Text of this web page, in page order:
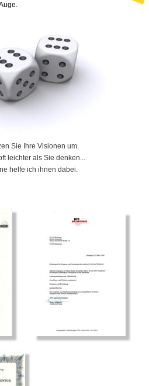
Sie Ihre Visionen um.
leichter als Sie denken...
helfe ich ihnen dabei.